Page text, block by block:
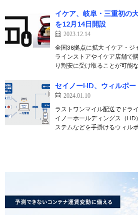
イケア、岐阜・三重初の
を12月14日開設
2023.12.14
全国38拠点に拡大 イケア・ジ
ラインストアやイケア店舗で
り割安に受け取ることが可能
セイノーHD、ウィルポ
2024.01.10
ラストワンマイル配送でドラ
イノーホールディングス（
ステムなどを手掛けるウィル